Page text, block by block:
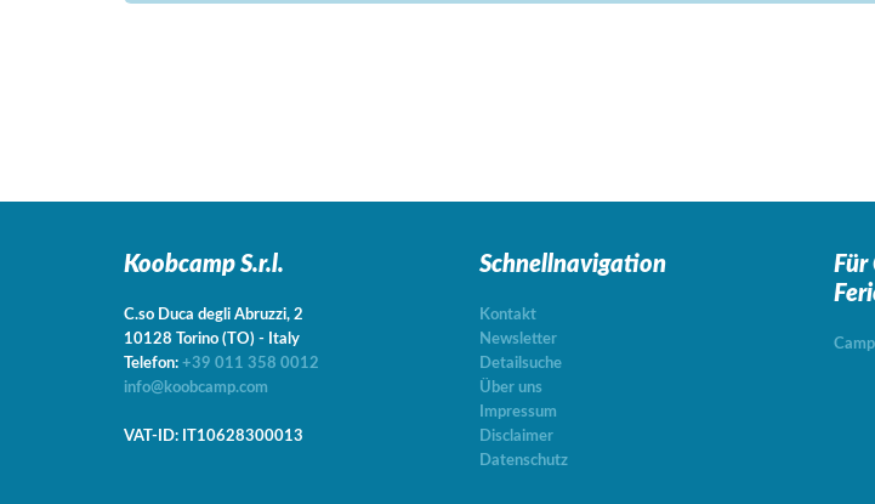
Koobcamp S.r.l.
C.so Duca degli Abruzzi, 2
10128 Torino (TO) - Italy
Telefon: +39 011 358 0012
info@koobcamp.com
VAT-ID: IT10628300013
Schnellnavigation
Kontakt
Newsletter
Detailsuche
Über uns
Impressum
Disclaimer
Datenschutz
Für